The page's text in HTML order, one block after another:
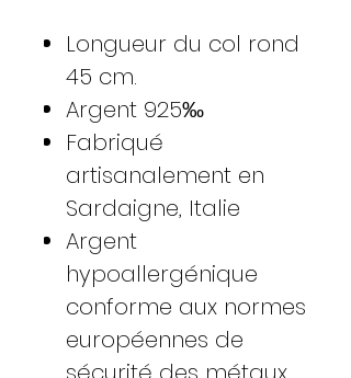
Longueur du col rond
45 cm.
Argent 925‰
Fabriqué
artisanalement en
Sardaigne, Italie
Argent
hypoallergénique
conforme aux normes
européennes de